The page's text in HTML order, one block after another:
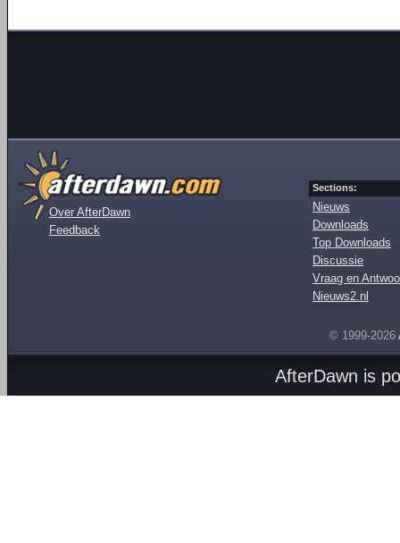
Over AfterDawn
Feedback
Sections:
Nieuws
Downloads
Top Downloads
Discussie
Vraag en
Nieuws2.nl
© 1999-2026
AfterDawn is